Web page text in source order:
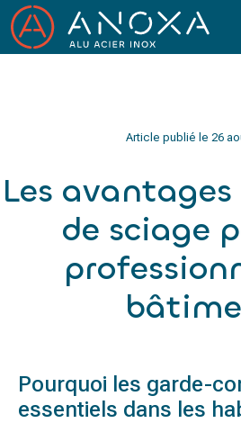
FERMETURE ESTIVALE DU 10 AU
Article publié le 26
Les
de sciage
Pourquoi les garde-
essentiels dans les